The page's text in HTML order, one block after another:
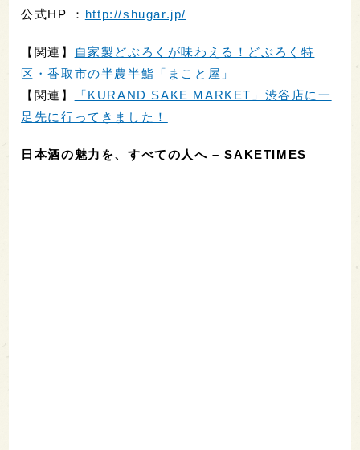
公式HP ： http://shugar.jp/
【関連】
自家製どぶろくが味わえる！どぶろく特
区・香取市の半農半鮨「まこと屋」
【関連】
「KURAND SAKE MARKET」渋谷店に一
足先に行ってきました！
日本酒の魅力を、すべての人へ – SAKETIMES